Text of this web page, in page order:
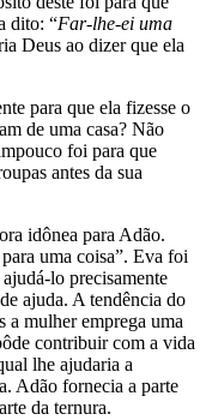
dito: “Far-lhe-ei uma
Deus ao dizer que ela
para que ela fizesse o
de uma casa? Não
foi para que
antes da sua
idônea para Adão.
uma coisa”. Eva foi
lo precisamente
ajuda. A tendência do
a mulher emprega uma
contribuir com a vida
lhe ajudaria a
Adão fornecia a parte
da ternura.